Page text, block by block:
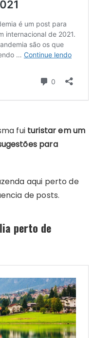
fui turistar em um
para
aqui perto de
de posts.
perto de